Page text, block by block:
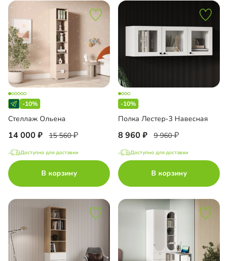
-10%
Стеллаж Ольена
14 000 15 560
Доступно для доставки
В корзину
-10%
Полка Лестер-3 Навесная
8 960 9 960
Доступно для доставки
В корзину